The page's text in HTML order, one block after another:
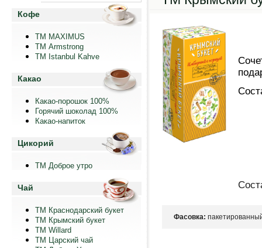
Кофе
ТМ MAXIMUS
ТМ Armstrong
TM Istanbul Kahve
Какао
Какао-порошок 100%
Горячий шоколад 100%
Какао-напиток
Цикорий
ТМ Доброе утро
Чай
ТМ Краснодарский букет
ТМ Крымский букет
ТМ Willard
ТМ Царский чай
Фасовка: